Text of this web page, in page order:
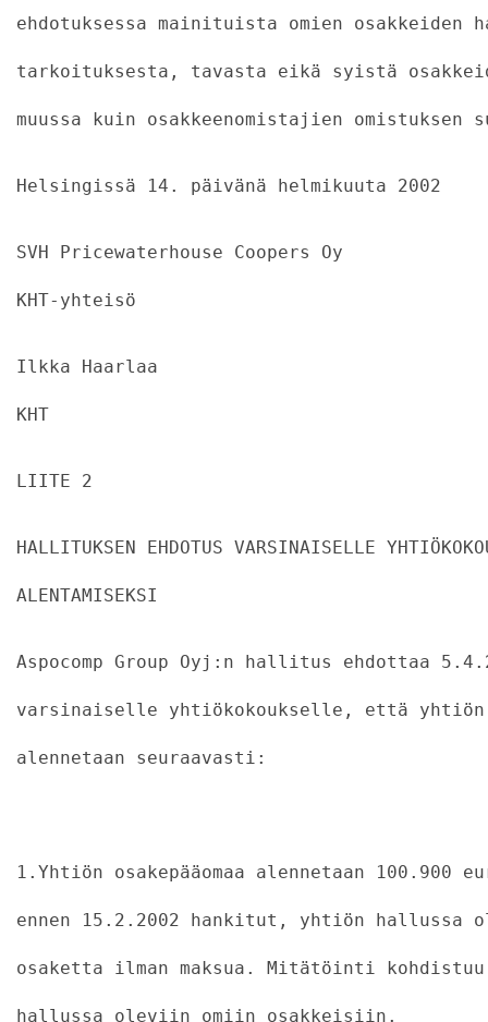
ehdotuksessa mainituista omien osakkeiden
tarkoituksesta, tavasta eikä syistä
muussa kuin osakkeenomistajien omistuksen
Helsingissä 14. päivänä helmikuuta 2002
SVH Pricewaterhouse Coopers Oy
KHT-yhteisö
Ilkka Haarlaa
KHT
LIITE 2
HALLITUKSEN EHDOTUS VARSINAISELLE
ALENTAMISEKSI
Aspocomp Group Oyj:n hallitus ehdottaa
varsinaiselle yhtiökokoukselle, että yhtiön
alennetaan seuraavasti:
1.Yhtiön osakepääomaa alennetaan 100.900
ennen 15.2.2002 hankitut, yhtiön hallussa
osaketta ilman maksua. Mitätöinti
hallussa oleviin omiin osakkeisiin.